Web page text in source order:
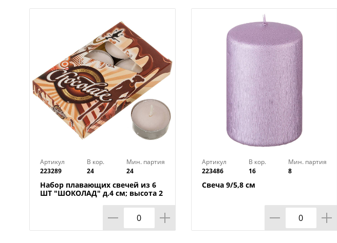
Артикул
223289
В кор.
24
Мин. партия
24
Набор плавающих свечей из 6
ШТ "ШОКОЛАД" д.4 см; высота 2
Артикул
223486
В кор.
16
Мин. партия
8
Свеча 9/5,8 см